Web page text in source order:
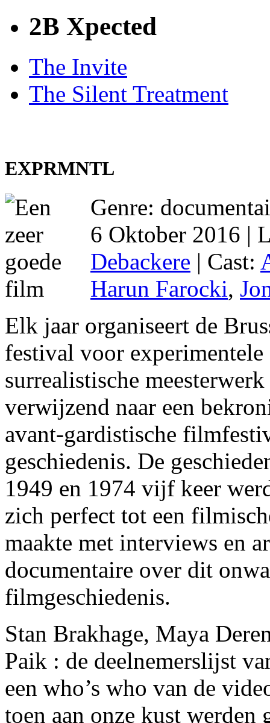
2B Xpected
The Invite
The Silent Treatment
EXPRMNTL
Genre:
6 Oktober 2016 |
Debackere | Cast:
Harun Farocki,
Elk jaar organiseert de
festival voor
surrealistische
verwijzend naar een
avant-gardistische
geschiedenis. De
1949 en 1974 vijf keer
zich perfect tot een
maakte met interviews en
documentaire over dit
filmgeschiedenis.
Stan Brakhage, Maya
Paik : de deelnemerslijst
een who’s who van de
toen aan onze kust